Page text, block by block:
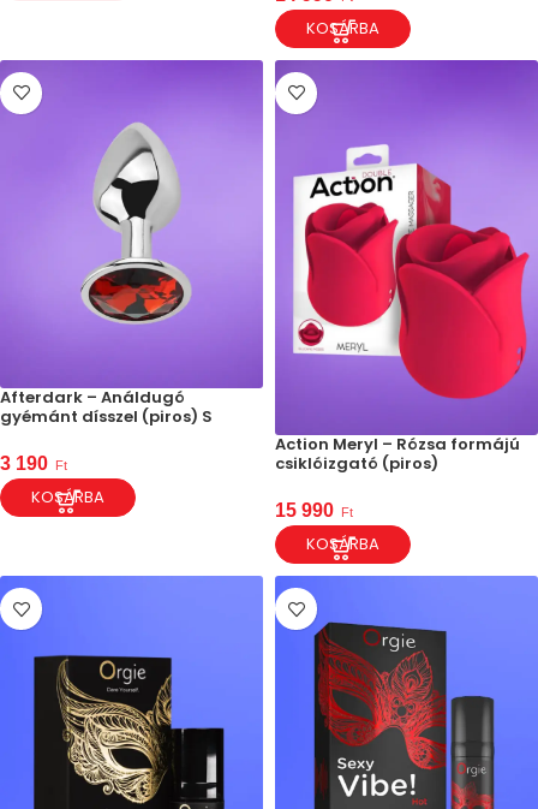
KOSÁRBA
Afterdark – Análdugó
gyémánt dísszel (piros) S
3 190 Ft
KOSÁRBA
Action Meryl – Rózsa formájú
csiklóizgató (piros)
15 990 Ft
KOSÁRBA